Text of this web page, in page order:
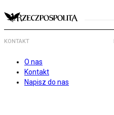
KONTAKT
O nas
Kontakt
Napisz do nas